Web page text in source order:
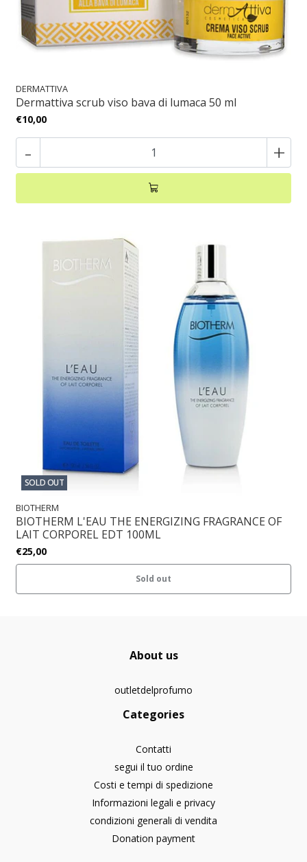
DERMATTIVA
Dermattiva scrub viso bava di lumaca 50 ml
€10,00
- +
SOLD OUT
BIOTHERM
BIOTHERM L'EAU THE ENERGIZING FRAGRANCE OF
LAIT CORPOREL EDT 100ML
€25,00
Sold out
About us
outletdelprofumo
Categories
Contatti
segui il tuo ordine
Costi e tempi di spedizione
Informazioni legali e privacy
condizioni generali di vendita
Donation payment